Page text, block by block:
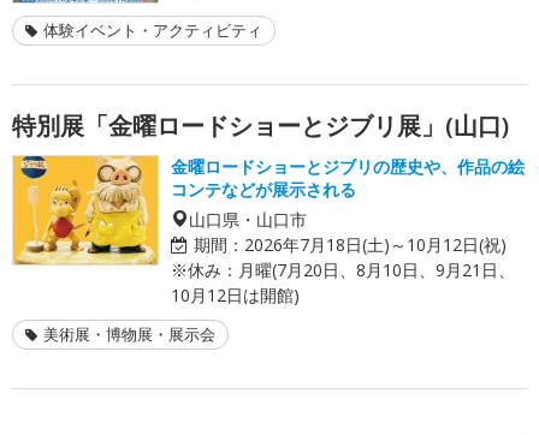
体験イベント・アクティビティ
特別展「金曜ロードショーとジブリ展」(山口)
金曜ロードショーとジブリの歴史や、作品の絵
コンテなどが展示される
山口県・山口市
期間： 2026年7月18日(土)～10月12日(祝)
※休み：月曜(7月20日、8月10日、9月21日、
10月12日は開館)
美術展・博物展・展示会